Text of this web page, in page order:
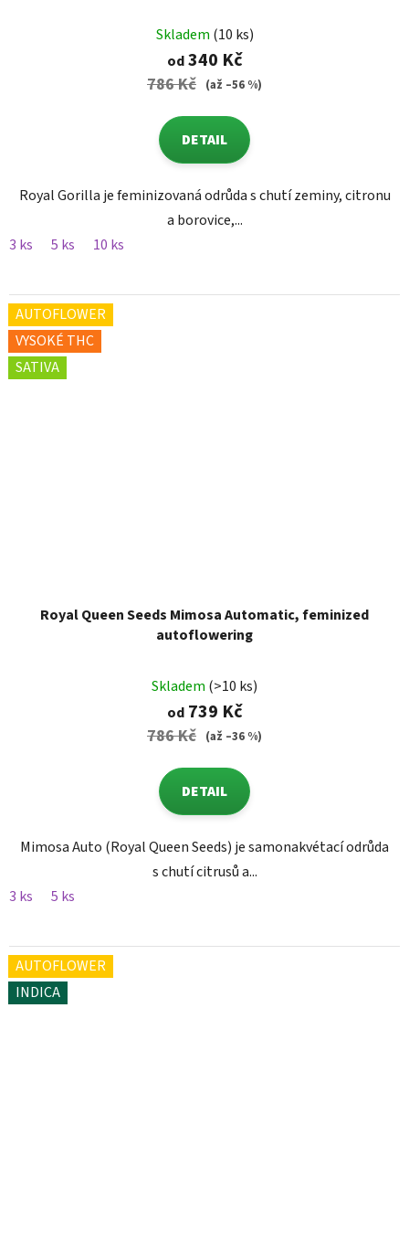
Skladem (10 ks)
od340 Kč
786 Kč (až –56 %)
DETAIL
Royal Gorilla je feminizovaná odrůda s chutí zeminy, citronu
a borovice,...
3 ks
5 ks 10 ks
AUTOFLOWER
VYSOKÉ THC
SATIVA
Royal Queen Seeds Mimosa Automatic, feminized
autoflowering
Skladem (>10 ks)
od739 Kč
786 Kč (až –36 %)
DETAIL
Mimosa Auto (Royal Queen Seeds) je samonakvétací odrůda
s chutí citrusů a...
3 ks
5 ks
AUTOFLOWER
INDICA